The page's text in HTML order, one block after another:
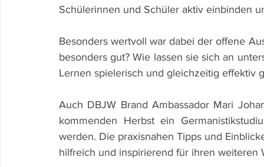
Schülerinnen und Schüler aktiv einbinden
Besonders wertvoll war dabei der offene
besonders gut? Wie lassen sie sich an
Lernen spielerisch und gleichzeitig effektiv
Auch DBJW Brand Ambassador Mari
kommenden Herbst ein
werden. Die praxisnahen Tipps und
hilfreich und inspirierend für ihren weiteren